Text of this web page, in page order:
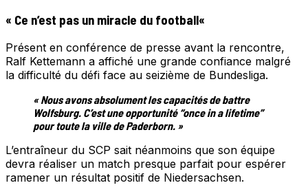
« Ce n’est pas un miracle du football«
Présent en conférence de presse avant la rencontre,
Ralf Kettemann a affiché une grande confiance malgré
la difficulté du défi face au seizième de Bundesliga.
« Nous avons absolument les capacités de battre
Wolfsburg. C’est une opportunité “once in a lifetime”
pour toute la ville de Paderborn. »
L’entraîneur du SCP sait néanmoins que son équipe
devra réaliser un match presque parfait pour espérer
ramener un résultat positif de Niedersachsen.